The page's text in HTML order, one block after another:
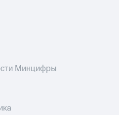
Минцифры